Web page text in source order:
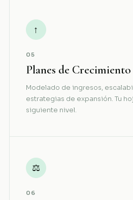
↑
05
Planes de Crecimiento
Modelado de ingresos,
estrategias de expansión. Tu
siguiente nivel.
⚖
06